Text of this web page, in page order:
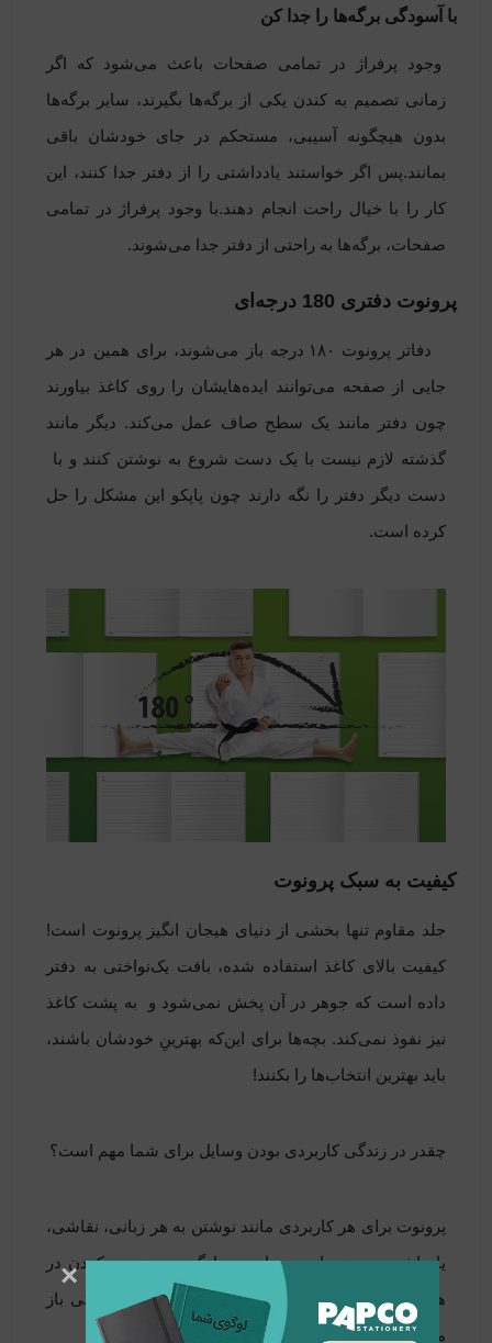
با آسودگی برگه‌ها را جدا کن
وجود پرفراژ در تمامی صفحات باعث می‌شود که اگر
زمانی تصمیم به کندن یکی از برگه‌ها بگیرند، سایر برگه‌ها
بدون هیچگونه آسیبی، مستحکم در جای خودشان باقی
بمانند.پس اگر خواستند یادداشتی را از دفتر جدا کنند، این
کار را با خیال راحت انجام دهند.با وجود پرفراژ در تمامی
صفحات، برگه‌ها به راحتی از دفتر جدا می‌شوند.
پرونوت دفتری 180 درجه‌ای
دفاتر پرونوت ۱۸۰ درجه باز می‌شوند، برای همین در هر
جایی از صفحه‌ می‌توانند ایده‌هایشان را روی کاغذ بیاورند
چون دفتر مانند یک سطح صاف عمل می‌کند. دیگر مانند
گذشته لازم نیست با یک دست شروع به نوشتن کنند و با
دست دیگر دفتر را نگه دارند چون پاپکو این مشکل را حل
کرده‌ است.
کیفیت به سبک پرونوت
جلد مقاوم تنها بخشی از دنیای هیجان انگیز پرونوت است!
کیفیت بالای کاغذ استفاده شده، بافت یک‌نواختی به دفتر
داده است که جوهر در آن پخش نمی‌شود و به پشت کاغذ
نیز نفوذ نمی‌کند. بچه‌ها برای این‌که بهترینِ خودشان باشند،
باید بهترین انتخاب‌ها را بکنند!
‌‌چقدر در زندگی کاربردی بودن وسایل برای شما مهم است؟
پرونوت برای هر کاربردی مانند نوشتن به هر زبانی، نقاشی،
یادداشت و... همراه بچه‌هاست. یادگیری و تجربه کردن در
هر سنی دریچه‌های تازه‌ای، رو به اتفاقات جدید زندگی باز
می‌کند!
×